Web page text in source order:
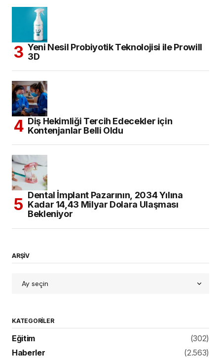
Yeni Nesil Probiyotik Teknolojisi ile Prowill
3D
Diş Hekimliği Tercih Edecekler için
Kontenjanlar Belli Oldu
Dental İmplant Pazarının, 2034 Yılına
Kadar 14,43 Milyar Dolara Ulaşması
Bekleniyor
ARŞİV
KATEGORILER
Eğitim
(302)
Haberler
(2.563)